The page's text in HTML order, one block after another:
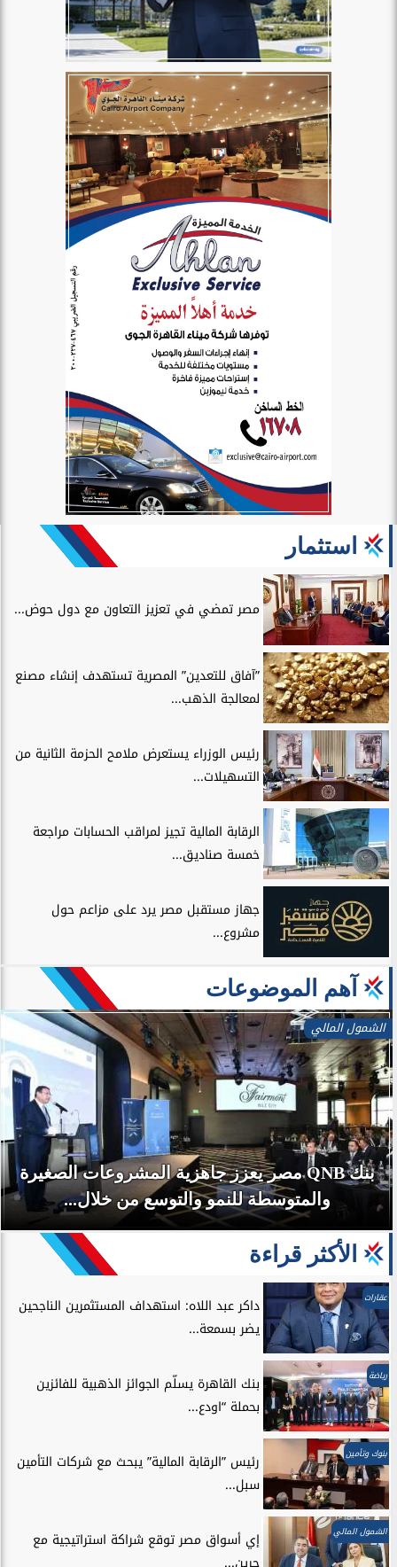
استثمار
مصر تمضي في تعزيز التعاون مع دول حوض...
”آفاق للتعدين” المصرية تستهدف إنشاء مصنع
لمعالجة الذهب...
رئيس الوزراء يستعرض ملامح الحزمة الثانية من
التسهيلات...
الرقابة المالية تجيز لمراقب الحسابات مراجعة
خمسة صناديق...
جهاز مستقبل مصر يرد على مزاعم حول
مشروع...
آهم الموضوعات
الشمول المالي
بنك QNB مصر يعزز جاهزية المشروعات الصغيرة
والمتوسطة للنمو والتوسع من خلال...
الأكثر قراءة
عقارات
داكر عبد اللاه: استهداف المستثمرين الناجحين
يضر بسمعة...
رياضة
بنك القاهرة يسلّم الجوائز الذهبية للفائزين
بحملة “اودع...
بنوك وتأمين
رئيس ”الرقابة المالية” يبحث مع شركات التأمين
سبل...
الشمول المالي
إي أسواق مصر توقع شراكة استراتيجية مع